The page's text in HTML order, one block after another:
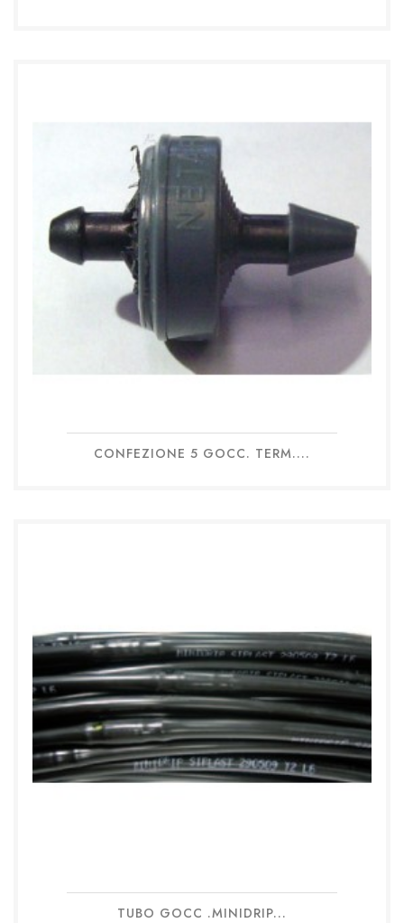
CONFEZIONE 5 GOCC. TERM....
TUBO GOCC .MINIDRIP...